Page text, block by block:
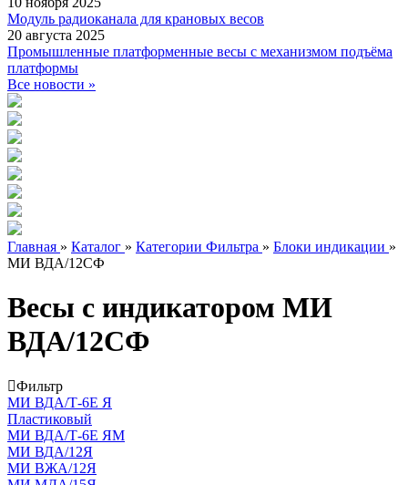
Модуль радиоканала для крановых весов
20 августа 2025
Промышленные платформенные весы с механизмом подъёма
платформы
Все новости »
Главная » Каталог » Категории Фильтра » Блоки индикации »
МИ ВДА/12СФ
Весы с индикатором МИ
ВДА/12СФ
Фильтр
МИ ВДА/Т-6Е Я
Пластиковый
МИ ВДА/Т-6Е ЯМ
МИ ВДА/12Я
МИ ВЖА/12Я